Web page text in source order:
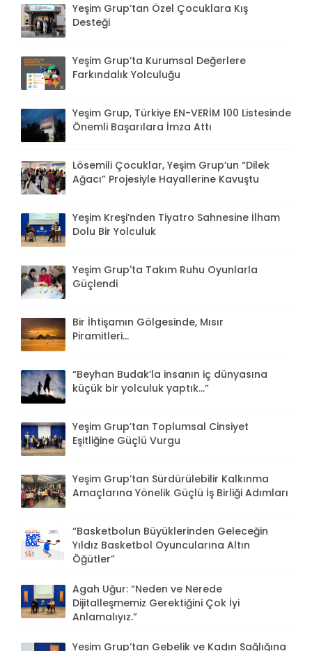
Yeşim Grup’tan Özel Çocuklara Kış
Desteği
Yeşim Grup’ta Kurumsal Değerlere
Farkındalık Yolculuğu
Yeşim Grup, Türkiye EN-VERİM 100 Listesinde
Önemli Başarılara İmza Attı
Lösemili Çocuklar, Yeşim Grup’un “Dilek
Ağacı” Projesiyle Hayallerine Kavuştu
Yeşim Kreşi’nden Tiyatro Sahnesine İlham
Dolu Bir Yolculuk
Yeşim Grup'ta Takım Ruhu Oyunlarla
Güçlendi
Bir İhtişamın Gölgesinde, Mısır
Piramitleri...
“Beyhan Budak’la insanın iç dünyasına
küçük bir yolculuk yaptık...”
Yeşim Grup’tan Toplumsal Cinsiyet
Eşitliğine Güçlü Vurgu
Yeşim Grup’tan Sürdürülebilir Kalkınma
Amaçlarına Yönelik Güçlü İş Birliği Adımları
“Basketbolun Büyüklerinden Geleceğin
Yıldız Basketbol Oyuncularına Altın
Öğütler”
Agah Uğur: “Neden ve Nerede
Dijitalleşmemiz Gerektiğini Çok İyi
Anlamalıyız.”
Yeşim Grup’tan Gebelik ve Kadın Sağlığına